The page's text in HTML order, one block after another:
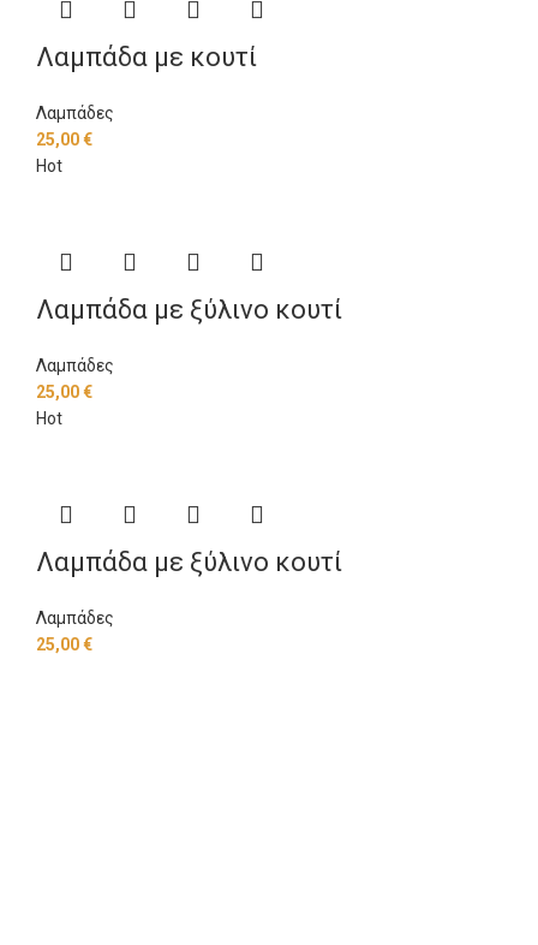
Λαμπάδα με κουτί
Λαμπάδες
25,00€
Hot
Λαμπάδα με ξύλινο κουτί
Λαμπάδες
25,00€
Hot
Λαμπάδα με ξύλινο κουτί
Λαμπάδες
25,00€